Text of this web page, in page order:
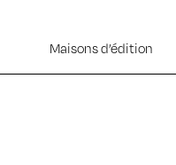
Maisons d’édition